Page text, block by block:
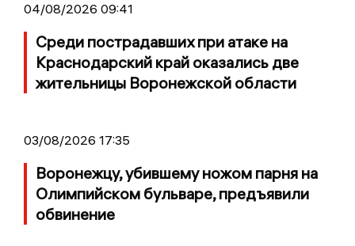
04/08/2026 09:41
Среди пострадавших при атаке на
Краснодарский край оказались две
жительницы Воронежской области
03/08/2026 17:35
Воронежцу, убившему ножом парня на
Олимпийском бульваре, предъявили
обвинение